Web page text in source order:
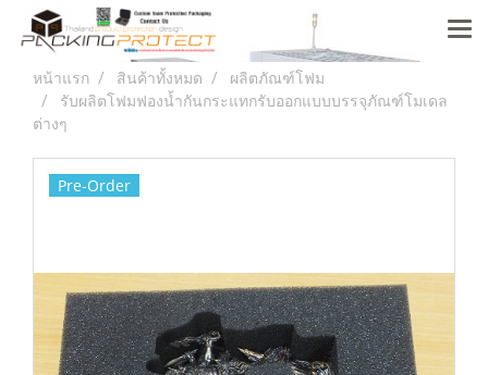
หน้าแรก สินค้าทั้งหมด
ผลิตภัณฑ์โฟม
รับผลิตโฟมฟองน้ำกันกระแทกรับออกแบบบรรจุภัณฑ์โมเดล
ต่างๆ
Pre-Order